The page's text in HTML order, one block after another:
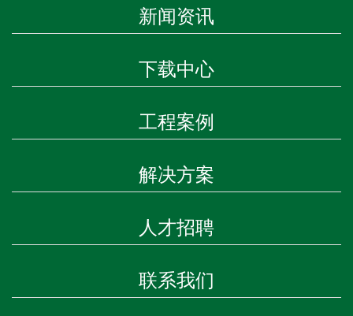
新闻资讯
下载中心
工程案例
解决方案
人才招聘
联系我们